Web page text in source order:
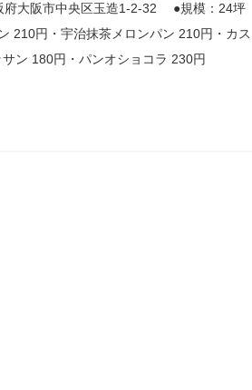
府大阪市中央区玉造1-2-32 ●規模：24坪
210円・宇治抹茶メロンパン 210円・カス
ン 180円・パンオショコラ 230円